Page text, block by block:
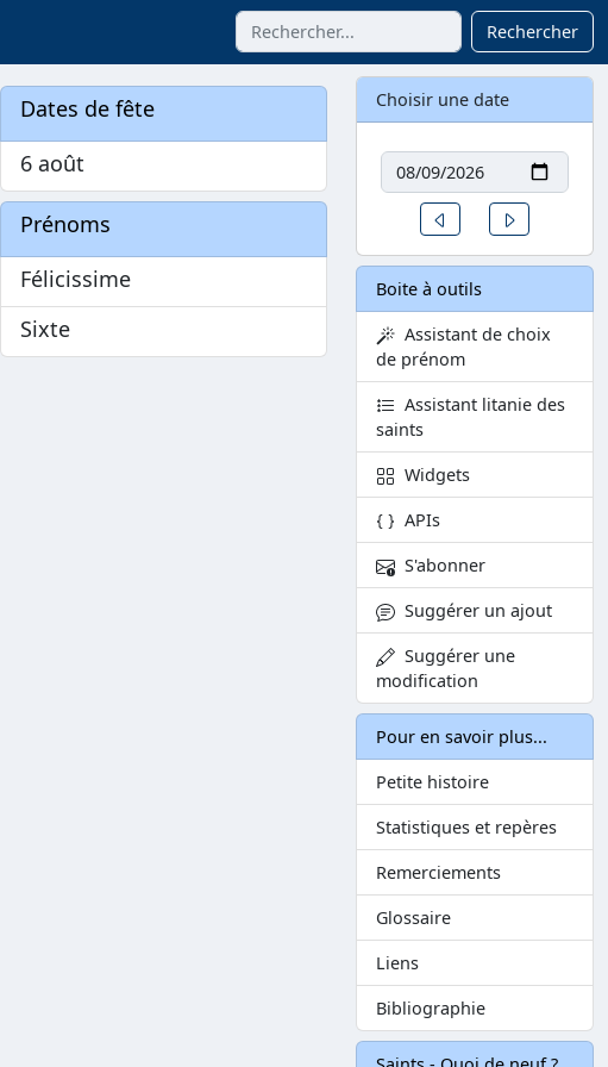
Rechercher
Dates de fête
6 août
Prénoms
Félicissime
Sixte
Choisir une date
Date
Un jour avant
Boite à outils
Assistant de choix
de prénom
Assistant litanie des
saints
Widgets
APIs
S'abonner
Suggérer un ajout
Suggérer une
modification
Pour en savoir plus...
Petite histoire
Statistiques et repères
Remerciements
Glossaire
Liens
Bibliographie